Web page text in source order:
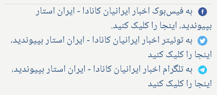
به فیس‌بوک اخبار ایرانیان کانادا - ایران استار
بپیوندید، اینجا را کلیک کنید.
به توئیتر اخبار ایرانیان کانادا - ایران استار بپیوندید،
اینجا را کلیک کنید
به تلگرام اخبار ایرانیان کانادا - ایران استار بپیوندید،
اینجا را کلیک کنید